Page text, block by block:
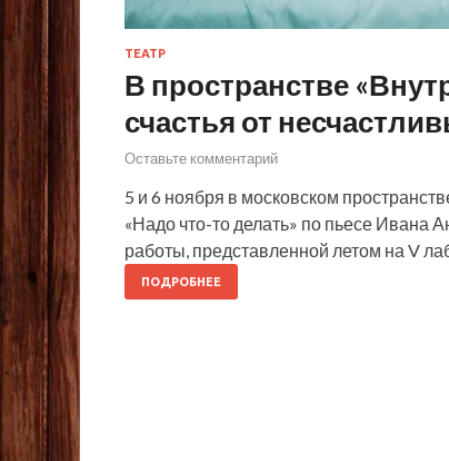
ТЕАТР
В пространстве
счастья от
Оставьте комментарий
5 и 6 ноября в московском
«Надо что-то делать» по пьесе Ивана
работы, представленной летом на V
ПОДРОБНЕЕ